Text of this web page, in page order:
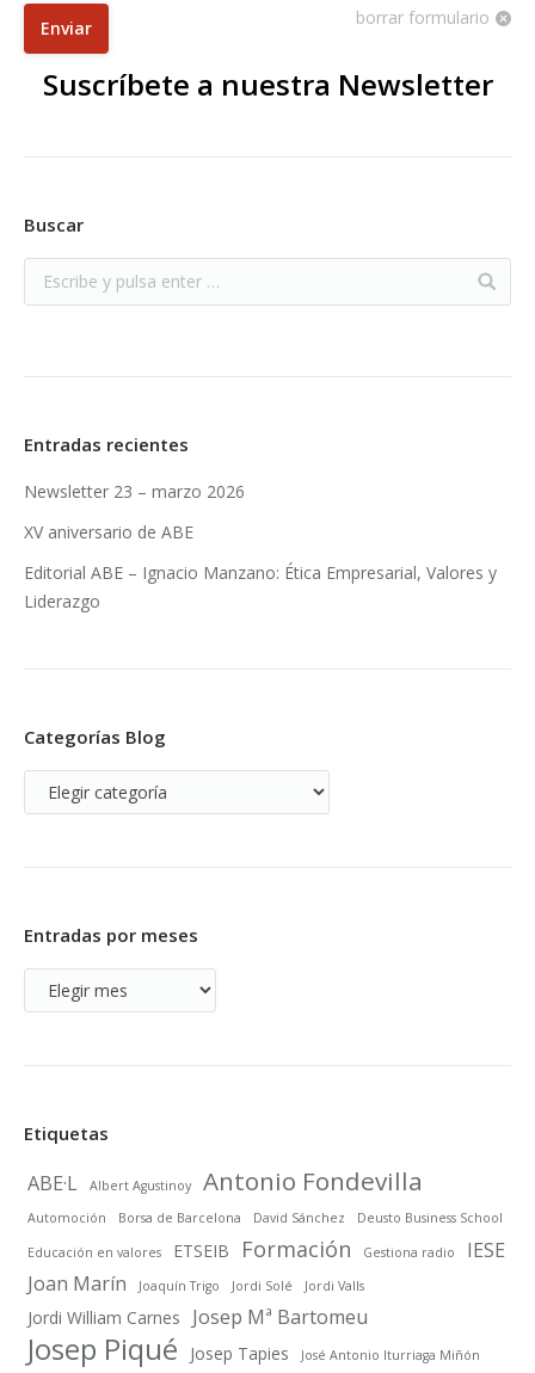
borrar formulario
Enviar
Suscríbete a nuestra Newsletter
Buscar
Entradas recientes
Newsletter 23 – marzo 2026
XV aniversario de ABE
Editorial ABE – Ignacio Manzano: Ética Empresarial, Valores y
Liderazgo
Categorías Blog
Categorías
Blog
Entradas por meses
Entradas
por
Etiquetas
ABE·L Albert Agustinoy Antonio Fondevilla
Automoción Borsa de Barcelona David Sánchez Deusto Business School
Educación en valores ETSEIB Formación Gestiona radio
IESE
Joan Marín
Joaquín Trigo Jordi Solé Jordi Valls
Jordi William Carnes Josep Mª Bartomeu
Josep Piqué Josep Tapies José Antonio Iturriaga Miñón